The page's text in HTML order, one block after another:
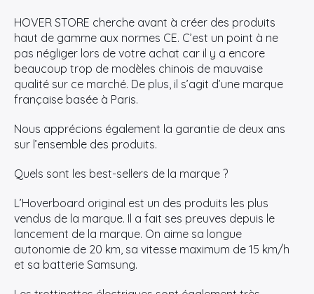
HOVER STORE cherche avant à créer des produits
haut de gamme aux normes CE. C’est un point à ne
pas négliger lors de votre achat car il y a encore
beaucoup trop de modèles chinois de mauvaise
qualité sur ce marché. De plus, il s’agit d’une marque
française basée à Paris.
Nous apprécions également la garantie de deux ans
sur l’ensemble des produits.
Quels sont les best-sellers de la marque ?
L’Hoverboard original est un des produits les plus
vendus de la marque. Il a fait ses preuves depuis le
lancement de la marque. On aime sa longue
autonomie de 20 km, sa vitesse maximum de 15 km/h
et sa batterie Samsung.
×
: